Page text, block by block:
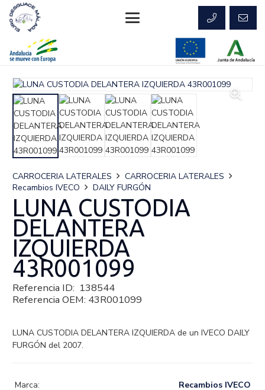
CARROCERIA LATERALES
CARROCERIA LATERALES
Recambios IVECO
DAILY FURGÓN
LUNA CUSTODIA
DELANTERA
IZQUIERDA
43R001099
Referencia ID: 138544
Referencia OEM: 43R001099
LUNA CUSTODIA DELANTERA IZQUIERDA de un IVECO DAILY
FURGÓN del 2007.
Marca:
Recambios IVECO